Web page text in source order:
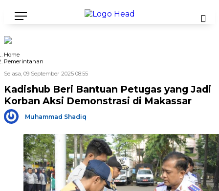
Home
Pemerintahan
Selasa, 09 September 2025 08:55
Kadishub Beri Bantuan Petugas yang Jadi
Korban Aksi Demonstrasi di Makassar
Muhammad Shadiq